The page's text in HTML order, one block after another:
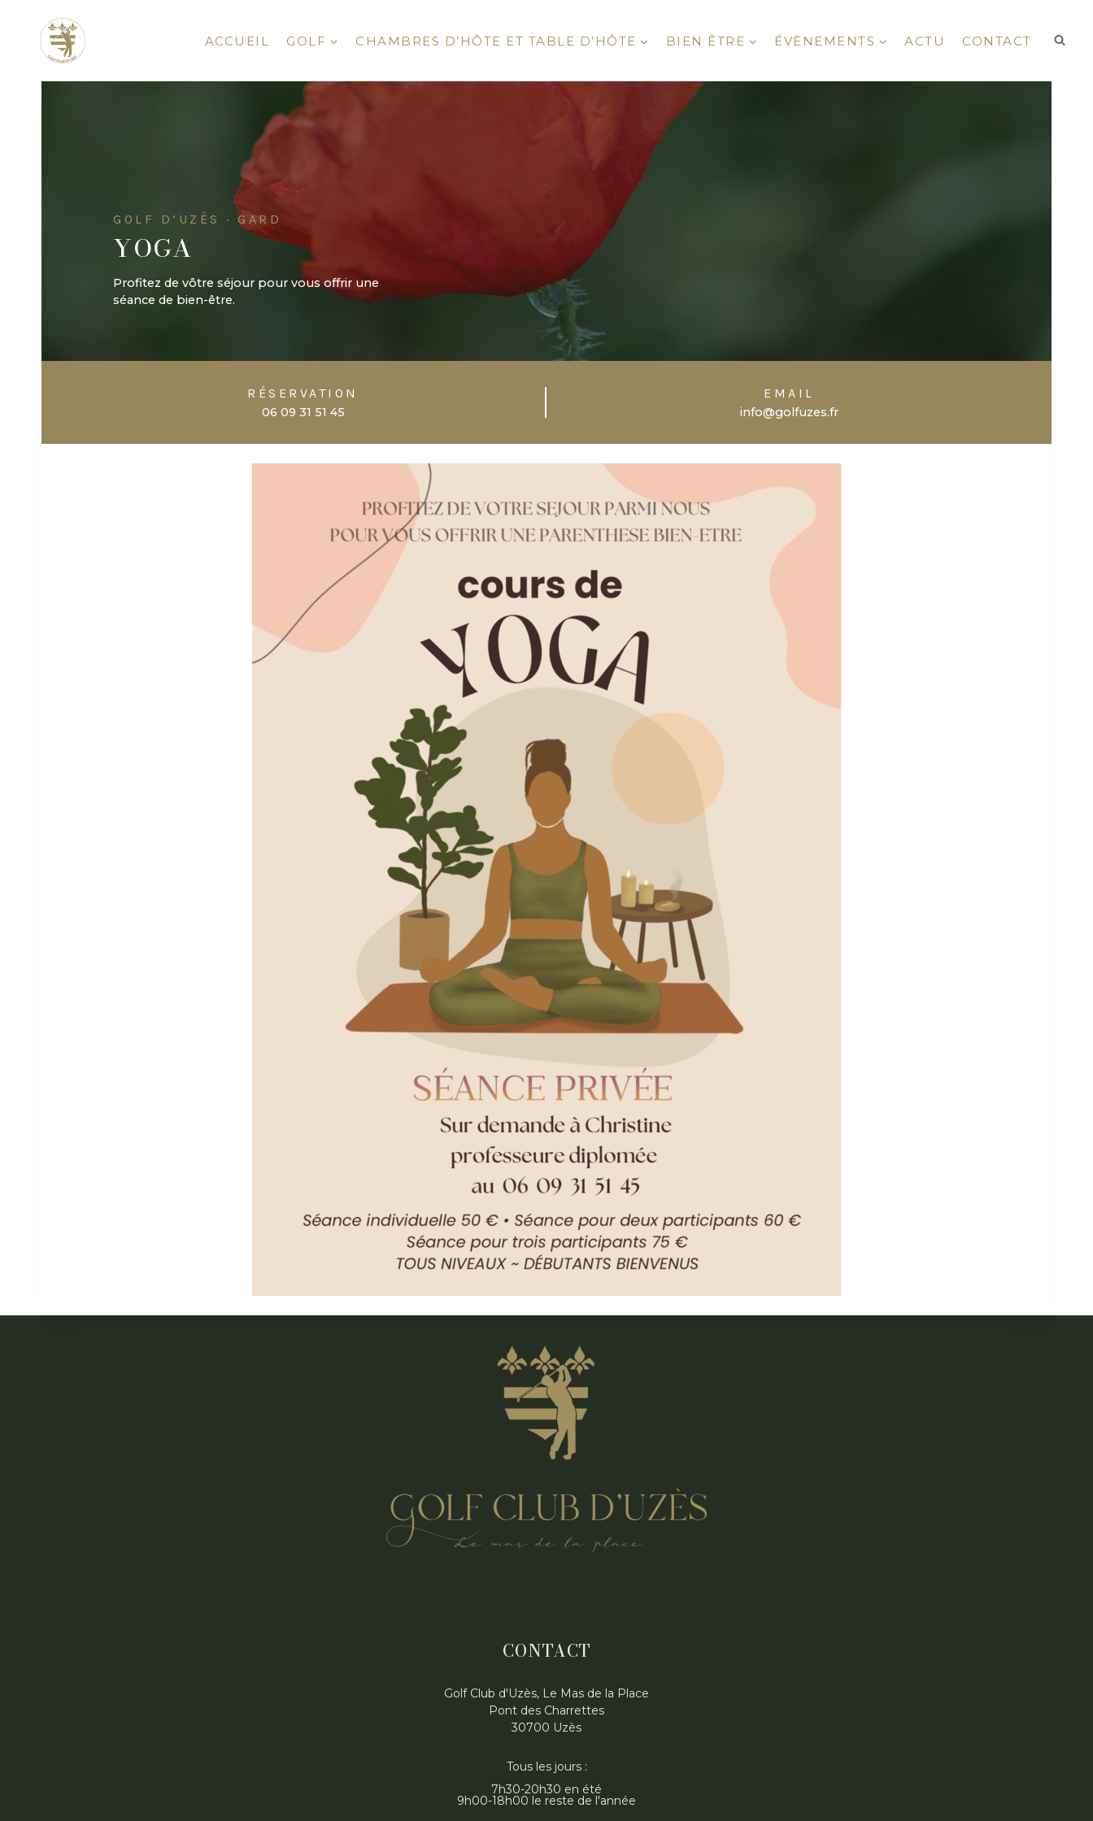
contenu
ACCUEIL GOLF CHAMBRES D’HÔTE ET TABLE D’HÔTE BIEN ÊTRE ÉVÈNEMENTS ACTU CONTACT
GOLF D’UZÈS · GARD
YOGA
Profitez de vôtre séjour pour vous offrir une
séance de bien-être.
RÉSERVATION
06 09 31 51 45
EMAIL
info@golfuzes.fr
CONTACT
Golf Club d'Uzès, Le Mas de la Place
Pont des Charrettes
30700 Uzès
Tous les jours :
7h30-20h30 en été
9h00-18h00 le reste de l'année